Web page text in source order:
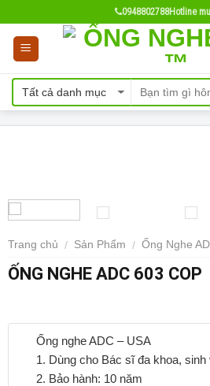
content
0948802788Hotline
Trang chủ / Sản Phẩm / Ống Nghe
ỐNG NGHE ADC 603 COP
Ống nghe ADC – USA
1. Dùng cho Bác sĩ đa khoa, sinh
2. Bảo hành: 10 năm